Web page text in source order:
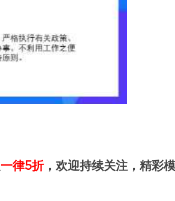
一律5折，欢迎持续关注，精彩